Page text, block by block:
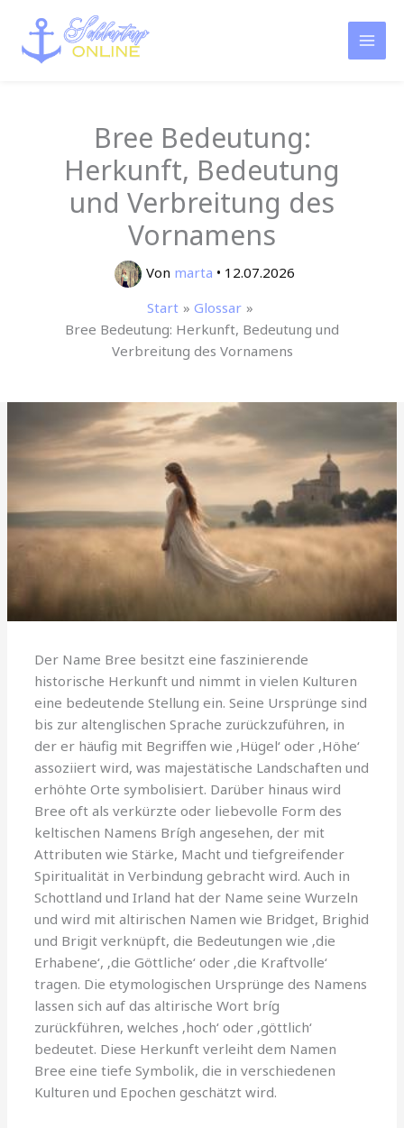
Inhalt
springen
Bree Bedeutung:
Herkunft, Bedeutung
und Verbreitung des
Vornamens
Von marta • 12.07.2026
Start
Glossar
Bree Bedeutung: Herkunft, Bedeutung und
Verbreitung des Vornamens
Der Name Bree besitzt eine faszinierende
historische Herkunft und nimmt in vielen Kulturen
eine bedeutende Stellung ein. Seine Ursprünge sind
bis zur altenglischen Sprache zurückzuführen, in
der er häufig mit Begriffen wie ‚Hügel‘ oder ‚Höhe‘
assoziiert wird, was majestätische Landschaften und
erhöhte Orte symbolisiert. Darüber hinaus wird
Bree oft als verkürzte oder liebevolle Form des
keltischen Namens Brígh angesehen, der mit
Attributen wie Stärke, Macht und tiefgreifender
Spiritualität in Verbindung gebracht wird. Auch in
Schottland und Irland hat der Name seine Wurzeln
und wird mit altirischen Namen wie Bridget, Brighid
und Brigit verknüpft, die Bedeutungen wie ‚die
Erhabene‘, ‚die Göttliche‘ oder ‚die Kraftvolle‘
tragen. Die etymologischen Ursprünge des Namens
lassen sich auf das altirische Wort bríg
zurückführen, welches ‚hoch‘ oder ‚göttlich‘
bedeutet. Diese Herkunft verleiht dem Namen
Bree eine tiefe Symbolik, die in verschiedenen
Kulturen und Epochen geschätzt wird.